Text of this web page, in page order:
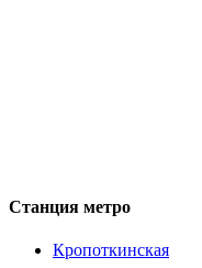
Станция метро
Кропоткинская